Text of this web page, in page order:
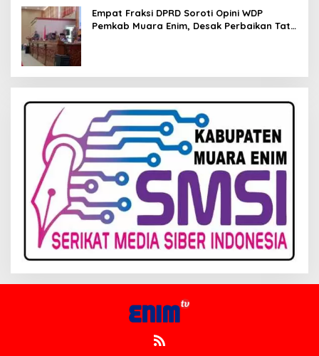
Empat Fraksi DPRD Soroti Opini WDP
Pemkab Muara Enim, Desak Perbaikan Tata